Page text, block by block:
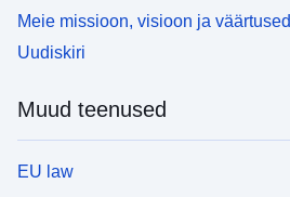
Meie missioon, visioon ja väärtused
Uudiskiri
Muud teenused
EU law